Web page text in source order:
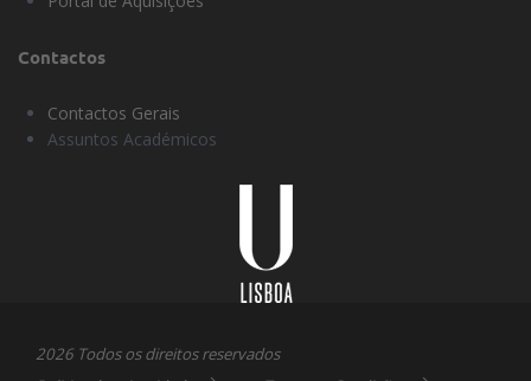
Contactos
Contactos Gerais
Assuntos Académicos
2026 Todos os direitos reservados